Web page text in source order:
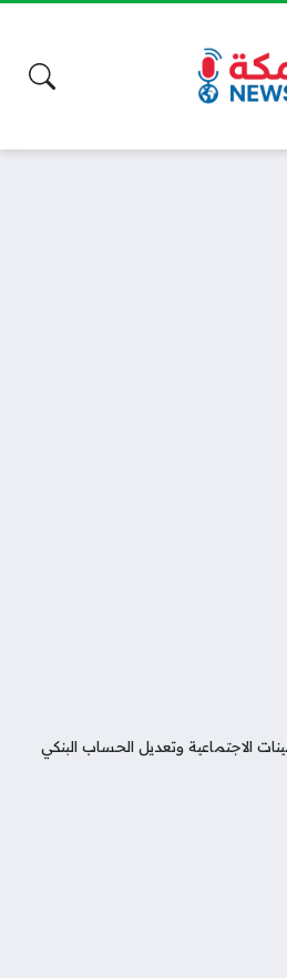
الاجتماعية وتعديل الحساب البنكي